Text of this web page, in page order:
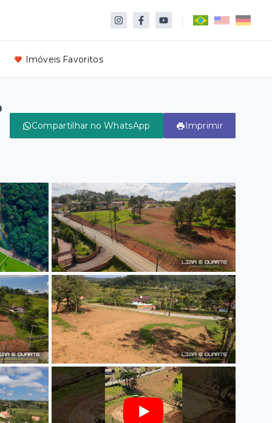
Imóveis Favoritos
Compartilhar no WhatsApp Imprimir